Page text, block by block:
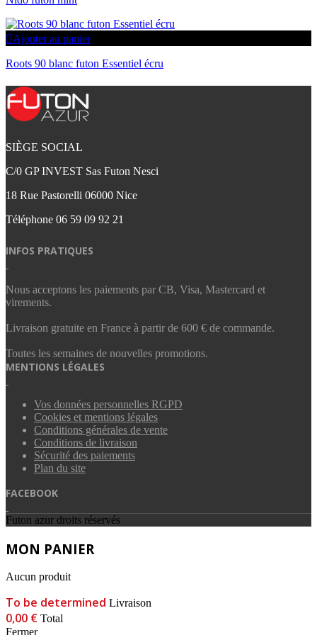
Ajouter au panier
Roots 90 blanc futon Essentiel écru
SIÈGE SOCIAL
C/0 GP INVEST Sas Futon Nesci
18 Rue Pastorelli 06000 Nice
Téléphone 06 59 09 92 21‬
INFOS PRATIQUES
Nous acceptons les paiements par CB, Visa, Mastercard et
virements.
Livraison gratuite en France à partir de 600 € de commande.
Toutes les semaines de nouvelles promotions.
MENTIONS LÉGALES
Vos données personnelles RGPD
Cookies et mentions légales
Conditions générales de vente
Conditions de livraison
Sécurité des paiements
Plan du site
FACEBOOK
Futon azur droits réservés
MON PANIER
Aucun produit
To be determined Livraison
0,00 € Total
Fermer